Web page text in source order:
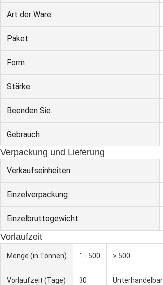
Art der Ware
Paket
Form
Stärke
Beenden Sie.
Gebrauch
Verpackung und Lieferung
Verkaufseinheiten:
Einzelverpackung:
Einzelbruttogewicht
Vorlaufzeit
Menge (in Tonnen) 1 - 500 > 500
Vorlaufzeit (Tage) 30 Unterhandelbar